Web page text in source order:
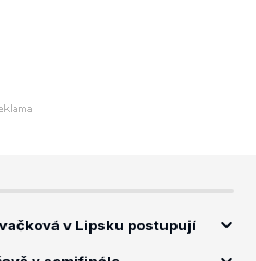
v Lipsku postupují